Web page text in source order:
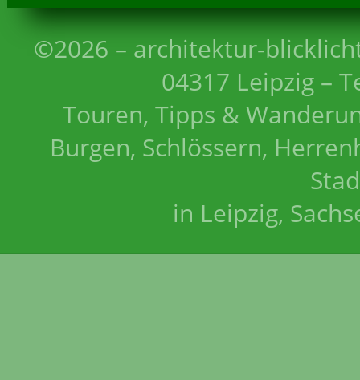
©2026 – architektur-
04317 Leipzig –
Touren, Tipps &
Burgen, Schlössern,
in Leipzig,